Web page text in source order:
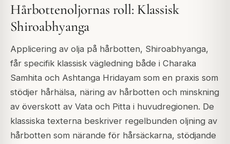
Hårbottenoljornas roll: Klassisk
Shiroabhyanga
Applicering av olja på hårbotten, Shiroabhyanga,
får specifik klassisk vägledning både i Charaka
Samhita och Ashtanga Hridayam som en praxis som
stödjer hårhälsa, näring av hårbotten och minskning
av överskott av Vata och Pitta i huvudregionen. De
klassiska texterna beskriver regelbunden oljning av
hårbotten som närande för hårsäckarna, stödjande